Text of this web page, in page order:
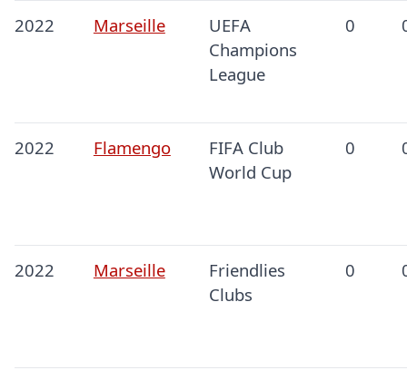
2022 Marseille
UEFA
Champions
League
0
2022 Flamengo
FIFA Club
World Cup
0
2022 Marseille
Friendlies
Clubs
0